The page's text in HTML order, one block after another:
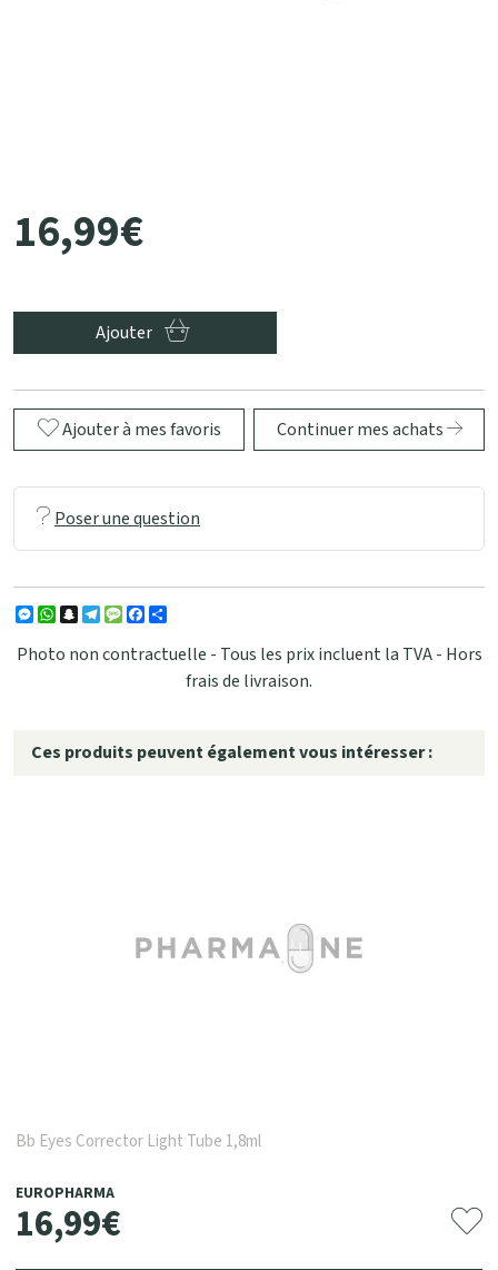
16,99€
Ajouter
Ajouter à mes favoris Continuer mes achats
Poser une question
Messenger
WhatsApp
Snapchat
Telegram
MessageFacebook
Photo non contractuelle - Tous les prix incluent la TVA - Hors
frais de livraison.
Ces produits peuvent également vous intéresser :
Bb Eyes Corrector Light Tube 1,8ml
EUROPHARMA
16,99€